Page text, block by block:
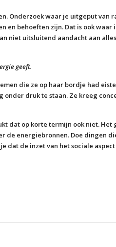
Onderzoek waar je uitgeput van
en behoeften zijn. Dat is ook waar
niet uitsluitend aandacht aan
geeft.
die ze op haar bordje had
onder druk te staan. Ze kreeg
dat op korte termijn ook niet. Het
de energiebronnen. Doe dingen
dat de inzet van het sociale